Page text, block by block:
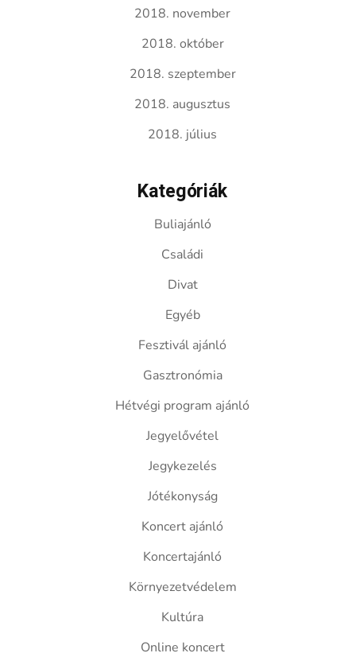
2018. november
2018. október
2018. szeptember
2018. augusztus
2018. július
Kategóriák
Buliajánló
Családi
Divat
Egyéb
Fesztivál ajánló
Gasztronómia
Hétvégi program ajánló
Jegyelővétel
Jegykezelés
Jótékonyság
Koncert ajánló
Koncertajánló
Környezetvédelem
Kultúra
Online koncert